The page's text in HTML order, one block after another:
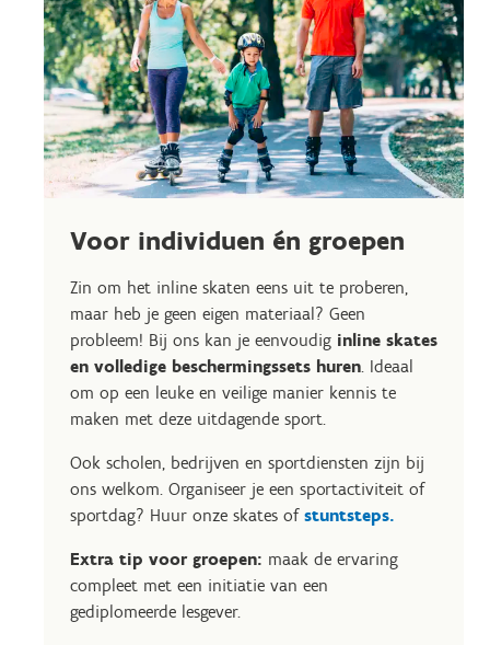
Voor individuen én groepen
Zin om het inline skaten eens uit te proberen,
maar heb je geen eigen materiaal? Geen
probleem! Bij ons kan je eenvoudig inline skates
en volledige beschermingssets huren. Ideaal
om op een leuke en veilige manier kennis te
maken met deze uitdagende sport.
Ook scholen, bedrijven en sportdiensten zijn bij
ons welkom. Organiseer je een sportactiviteit of
sportdag? Huur onze skates of stuntsteps.
Extra tip voor groepen: maak de ervaring
compleet met een initiatie van een
gediplomeerde lesgever.